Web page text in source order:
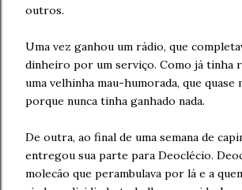
outros.
Uma vez ganhou um rádio, que
dinheiro por um serviço. Como já tinha
uma velhinha mau-humorada, que
porque nunca tinha ganhado nada.
De outra, ao final de uma semana de
entregou sua parte para Deoclécio.
molecão que perambulava por lá e a